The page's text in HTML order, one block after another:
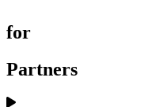
for
Partners